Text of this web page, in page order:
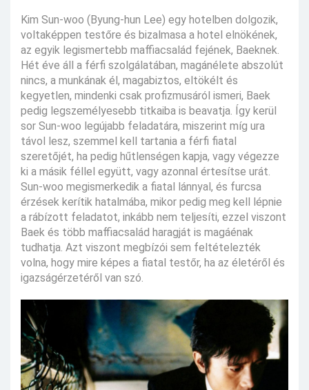
Kim Sun-woo (Byung-hun Lee) egy hotelben dolgozik,
voltaképpen testőre és bizalmasa a hotel elnökének,
az egyik legismertebb maffiacsalád fejének, Baeknek.
Hét éve áll a férfi szolgálatában, magánélete abszolút
nincs, a munkának él, magabiztos, eltökélt és
kegyetlen, mindenki csak profizmusáról ismeri, Baek
pedig legszemélyesebb titkaiba is beavatja. Így kerül
sor Sun-woo legújabb feladatára, miszerint míg ura
távol lesz, szemmel kell tartania a férfi fiatal
szeretőjét, ha pedig hűtlenségen kapja, vagy végezze
ki a másik féllel együtt, vagy azonnal értesítse urát.
Sun-woo megismerkedik a fiatal lánnyal, és furcsa
érzések kerítik hatalmába, mikor pedig meg kell lépnie
a rábízott feladatot, inkább nem teljesíti, ezzel viszont
Baek és több maffiacsalád haragját is magáénak
tudhatja. Azt viszont megbízói sem feltételezték
volna, hogy mire képes a fiatal testőr, ha az életéről és
igazságérzetéről van szó.